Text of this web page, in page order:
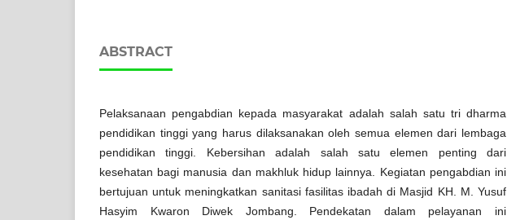
ABSTRACT
Pelaksanaan pengabdian kepada masyarakat adalah salah satu tri dharma
pendidikan tinggi yang harus dilaksanakan oleh semua elemen dari lembaga
pendidikan tinggi. Kebersihan adalah salah satu elemen penting dari
kesehatan bagi manusia dan makhluk hidup lainnya. Kegiatan pengabdian ini
bertujuan untuk meningkatkan sanitasi fasilitas ibadah di Masjid KH. M. Yusuf
Hasyim Kwaron Diwek Jombang. Pendekatan dalam pelayanan ini